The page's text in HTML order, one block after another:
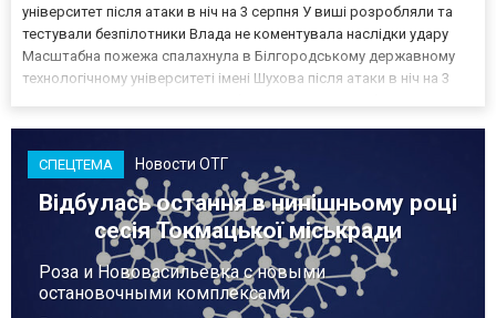
університет після атаки в ніч на 3 серпня У виші розробляли та
тестували безпілотники Влада не коментувала наслідки удару
Масштабна пожежа спалахнула в Білгородському державному
технологічному університеті імені Шухова після атаки в ніч на 3
СПЕЦТЕМА Новости ОТГ
Відбулась остання в нинішньому році
сесія Токмацької міськради
Роза и Нововасильевка с новыми
остановочными комплексами